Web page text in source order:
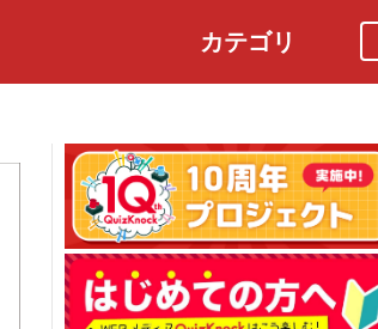
カテゴリ